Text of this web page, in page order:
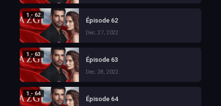
1 - 62
Épisode 62
Dec. 27, 2022
1 - 63
Épisode 63
Dec. 28, 2022
1 - 64
Épisode 64